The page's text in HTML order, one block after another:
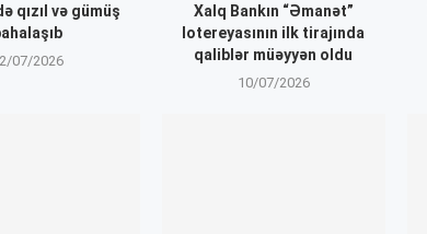
qızıl və gümüş
07/2026
Xalq Bankın “Əmanət”
lotereyasının ilk tirajında
qaliblər müəyyən oldu
10/07/2026